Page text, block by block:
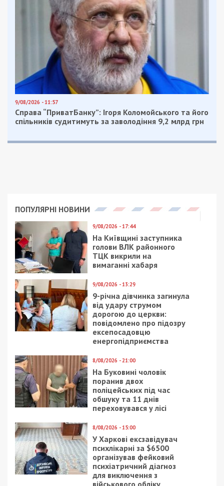
9/08/2026 - 11:57
Справа “ПриватБанку”: Ігоря Коломойського та його
спільників судитимуть за заволодіння 9,2 млрд грн
ПОПУЛЯРНІ НОВИНИ
9/08/2026 - 17:44
На Київщині заступника
голови ВЛК районного
ТЦК викрили на
вимаганні хабаря
9/08/2026 - 13:29
9-річна дівчинка загинула
від удару струмом
дорогою до церкви:
повідомлено про підозру
ексепосадовцю
енергопідприємства
8/08/2026 - 21:00
На Буковині чоловік
поранив двох
поліцейських під час
обшуку та 11 днів
переховувався у лісі
8/08/2026 - 15:00
У Харкові ексзавідувач
психлікарні за $6500
організував фейковий
психіатричний діагноз
для виключення з
військового обліку